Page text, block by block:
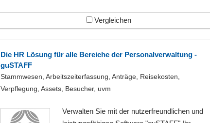
Vergleichen
Die HR Lösung für alle Bereiche der Personalverwaltung -
guSTAFF
Stammwesen, Arbeitszeiterfassung, Anträge, Reisekosten,
Verpflegung, Assets, Besucher, uvm
Verwalten Sie mit der nutzerfreundlichen und